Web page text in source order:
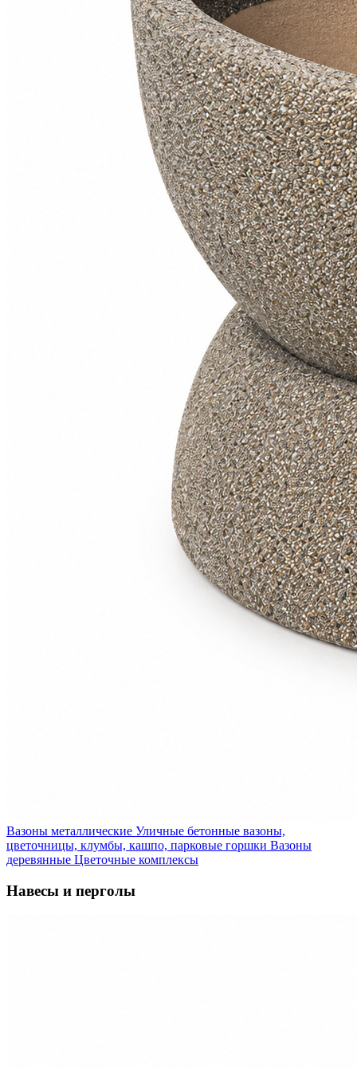
Вазоны металлические Уличные бетонные вазоны,
цветочницы, клумбы, кашпо, парковые горшки Вазоны
деревянные Цветочные комплексы
Навесы и перголы